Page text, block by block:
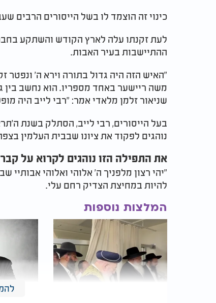
כינוי זה הוצמד לו בשל הייסורים הרבים
לעת זקנתו עלה לארץ הקודש והשתקע
ההתיישבות בעיר האבות.
"האיש הזה היה גדול בתורה וירא ה' ונפטר
משה ריישער באחד מספריו. הוא נחשב בין
שניאור זלמן מלאדי אמר: "רבי לייב היה
נוהגים לפקוד את ציונו שבבית העלמין
את התפילה הזו נוהגים לקרוא על
"יהי רצון מלפניך ה' אלוהי ואלוהי אבותיי
להיות במחיצת הצדיק רחם עלי.
המלצות נוספות